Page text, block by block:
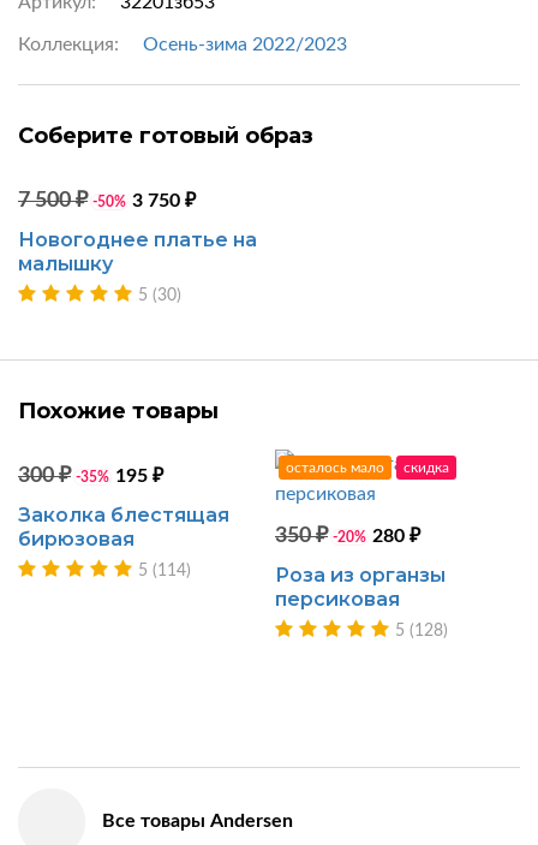
Коллекция: Осень-зима 2022/2023
Соберите готовый образ
осталось мало скидка
7 500 ₽ -50% 3 750 ₽
Новогоднее платье на
малышку
5 (30)
Похожие товары
скидка
300 ₽ -35% 195 ₽
Заколка блестящая
бирюзовая
5 (114)
осталось мало скидка
350 ₽ -20% 280 ₽
Роза из органзы
персиковая
5 (128)
Все товары Andersen